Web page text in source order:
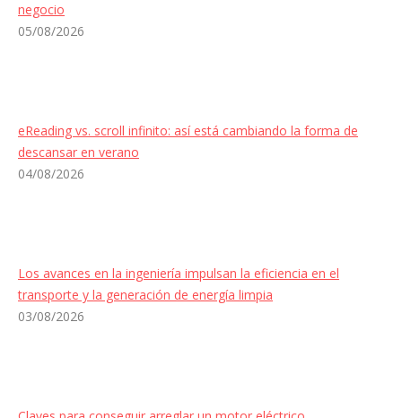
negocio
05/08/2026
eReading vs. scroll infinito: así está cambiando la forma de
descansar en verano
04/08/2026
Los avances en la ingeniería impulsan la eficiencia en el
transporte y la generación de energía limpia
03/08/2026